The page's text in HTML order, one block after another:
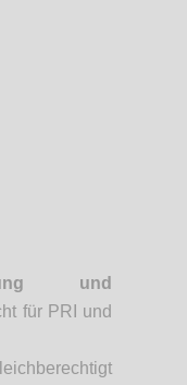
und
für PRI und